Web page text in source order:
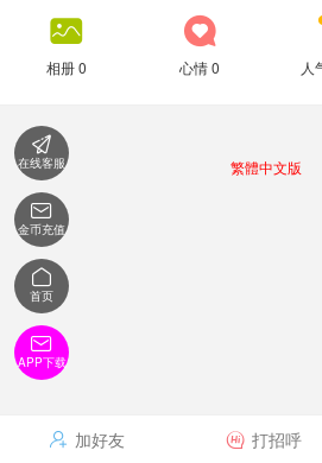

相册 0

心情 0 人
 加好友  打招呼
繁體中文版

在线客服

金币充值

首页

APP下载